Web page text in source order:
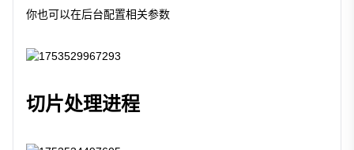
你也可以在后台配置相关参数
切片处理进程